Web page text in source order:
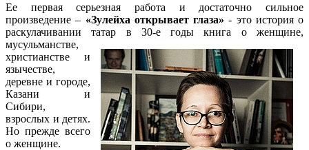
Ее первая серьезная работа и достаточно сильное
произведение – «Зулейха открывает глаза»- это история о
раскулачивании татар в 30-е годы книга оженщине,
мусульманстве,
христианстве и
язычестве,
деревне и городе,
Казани и
Сибири,
взрослых и детях.
Но прежде всего
о женщине.